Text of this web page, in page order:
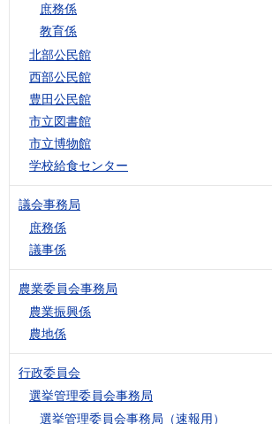
庶務係
教育係
北部公民館
西部公民館
豊田公民館
市立図書館
市立博物館
学校給食センター
議会事務局
庶務係
議事係
農業委員会事務局
農業振興係
農地係
行政委員会
選挙管理委員会事務局
選挙管理委員会事務局（速報用）